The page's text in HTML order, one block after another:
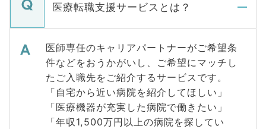
医療転職支援サービスとは？
医師専任のキャリアパートナーがご希望条
件などをおうかがいし、ご希望にマッチし
たご入職先をご紹介するサービスです。
「自宅から近い病院を紹介してほしい」
「医療機器が充実した病院で働きたい」
「年収1,500万円以上の病院を探してい